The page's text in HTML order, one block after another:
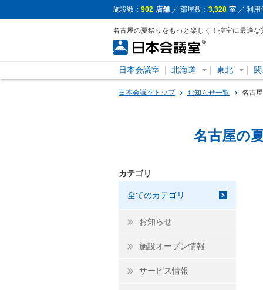
施設数： 902 店舗 ／ 部屋数： 3,328 室 ／ 利用
名古屋の夏祭りをもっと楽しく！控室に最適
日本会議室 北海道 東北
日本会議室トップ お知らせ一覧 名古
名古屋の
カテゴリ
全てのカテゴリ
お知らせ
施設オープン情報
サービス情報